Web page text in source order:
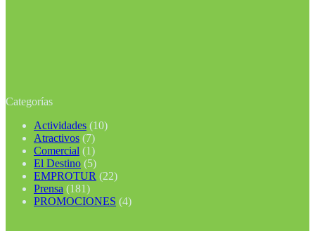
Categorías
Actividades (10)
Atractivos (7)
Comercial (1)
El Destino (5)
EMPROTUR (22)
Prensa (181)
PROMOCIONES (4)